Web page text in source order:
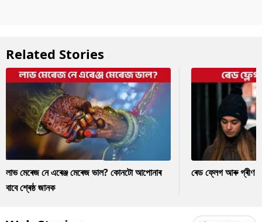
Related Stories
লাভ মেৰেজ নে এৰেঞ্জ মেৰেজ ভাল? কোনটো আপোনাৰ
বাবে শ্ৰেষ্ঠ জানক
ৰেড ফ্লেগ আৰু গ্ৰীণ